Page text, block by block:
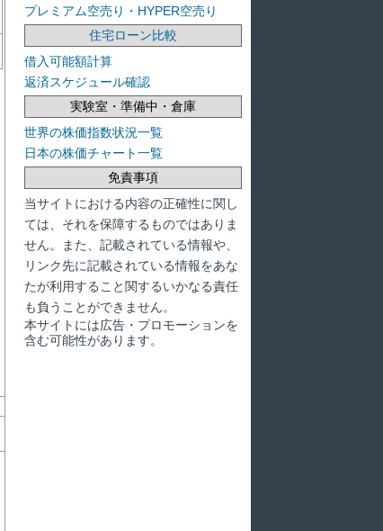
プレミアム空売り・HYPER空売り
住宅ローン比較
借入可能額計算
返済スケジュール確認
実験室・準備中・倉庫
世界の株価指数状況一覧
日本の株価チャート一覧
免責事項
当サイトにおける内容の正確性に関し
ては、それを保障するものではありま
せん。また、記載されている情報や、
リンク先に記載されている情報をあな
たが利用すること関するいかなる責任
も負うことができません。
本サイトには広告・プロモーションを
含む可能性があります。